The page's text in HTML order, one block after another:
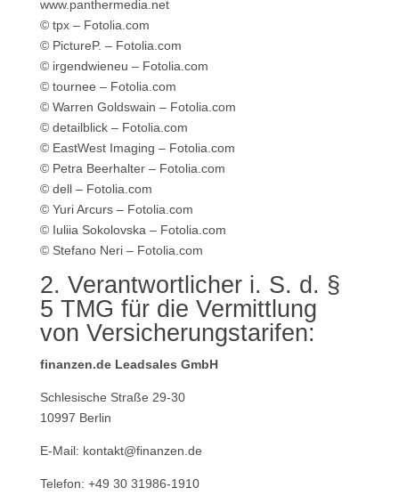
www.panthermedia.net
© tpx – Fotolia.com
© PictureP. – Fotolia.com
© irgendwieneu – Fotolia.com
© tournee – Fotolia.com
© Warren Goldswain – Fotolia.com
© detailblick – Fotolia.com
© EastWest Imaging – Fotolia.com
© Petra Beerhalter – Fotolia.com
© dell – Fotolia.com
© Yuri Arcurs – Fotolia.com
© Iuliia Sokolovska – Fotolia.com
© Stefano Neri – Fotolia.com
2. Verantwortlicher i. S. d. §
5 TMG für die Vermittlung
von Versicherungstarifen:
finanzen.de Leadsales GmbH
Schlesische Straße 29-30
10997 Berlin
E-Mail: kontakt@finanzen.de
Telefon: +49 30 31986-1910